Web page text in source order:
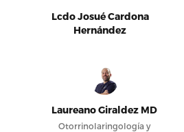
Lcdo Josué Cardona
Hernández
Laureano Giraldez MD
Otorrinolaringología y